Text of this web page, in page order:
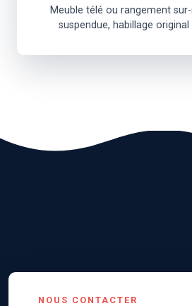
Meuble télé ou rangement
suspendue, habillage original
NOUS CONTACTER